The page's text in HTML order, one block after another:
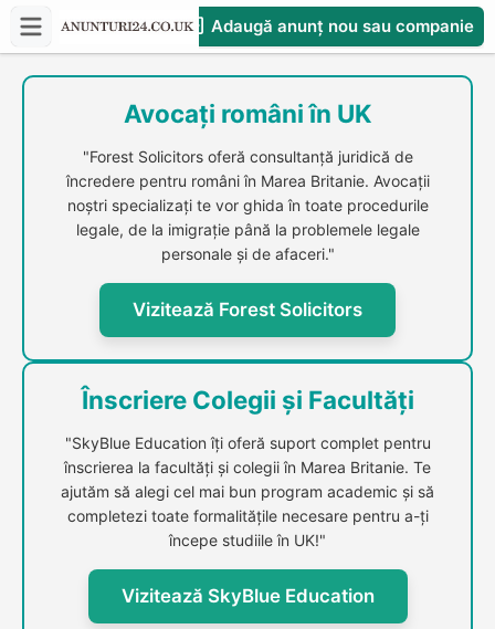
Adaugă anunț nou sau companie
CompaniesS
Avocați români în UK
"Forest Solicitors oferă consultanță juridică de
încredere pentru români în Marea Britanie. Avocații
noștri specializați te vor ghida în toate procedurile
legale, de la imigrație până la problemele legale
personale și de afaceri."
Vizitează Forest Solicitors
Înscriere Colegii și Facultăți
"SkyBlue Education îți oferă suport complet pentru
înscrierea la facultăți și colegii în Marea Britanie. Te
ajutăm să alegi cel mai bun program academic și să
completezi toate formalitățile necesare pentru a-ți
începe studiile în UK!"
Vizitează SkyBlue Education